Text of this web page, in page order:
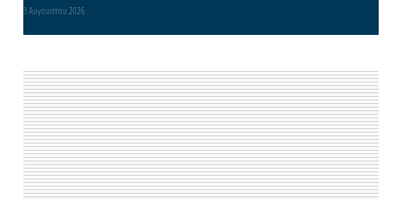
3 Αυγούστου 2026